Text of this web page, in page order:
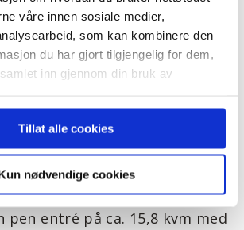
våre innen sosiale medier,
som kan kombinere den
du har gjort tilgjengelig for dem,
inn gjennom din bruk av
Tillat alle cookies
nødvendige cookies
pålegg.
adkomst til et pent
med moderne utebelysning. Vel
ytterdør av typen Hovdeby
entré på ca. 15,8 kvm med